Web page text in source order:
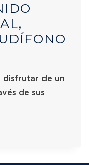
disfrutar de un
de sus